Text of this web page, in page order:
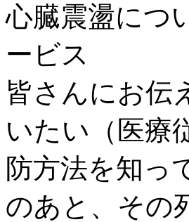
心臓震盪につ
ービス
皆さんにお伝
いたい（医療
防方法を知っ
のあと、その